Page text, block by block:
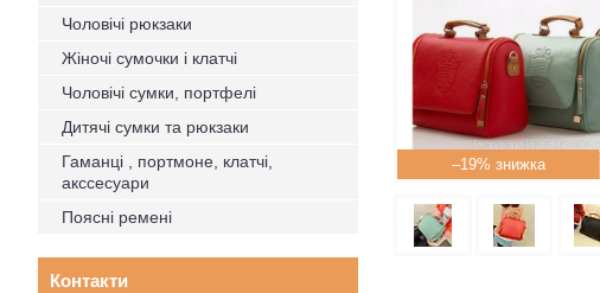
–19%
Чоловічі рюкзаки
Жіночі сумочки і клатчі
Чоловічі сумки, портфелі
Дитячі сумки та рюкзаки
Гаманці , портмоне, клатчі,
акссесуари
Поясні ремені
Контакти